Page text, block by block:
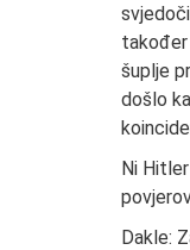
također
šuplje
došlo
Ni
Dakle: